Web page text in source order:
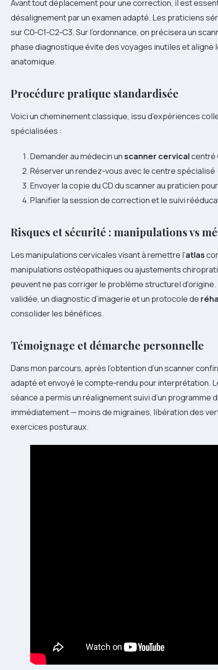
Avant tout déplacement pour une correction, il est
désalignement par un examen adapté. Les praticiens
sur C0‑C1‑C2‑C3. Sur l’ordonnance, on précisera un
phase diagnostique évite des voyages inutiles et
anatomique.
Procédure pratique standardisée
Voici un cheminement classique, issu d’expériences
spécialisées :
Demander au médecin unscanner cervicalcentré
Réserver un rendez‑vous avec le centre
Envoyer la copie du CD du scanner au praticien
Planifier la session de correction et le suivi
Risques et sécurité : manipulations vs
Les manipulations cervicales visant à remettre l’atlas
manipulations ostéopathiques ou ajustements
peuvent ne pas corriger le problème structurel
validée, un diagnostic d’imagerie et un protocole de
consolider les bénéfices.
Témoignage et démarche personnelle
Dans mon parcours, après l’obtention d’un scanner
adapté et envoyé le compte‑rendu pour interprétation.
séance a permis un réalignement suivi d’un
immédiatement — moins de migraines, libération des
exercices posturaux.